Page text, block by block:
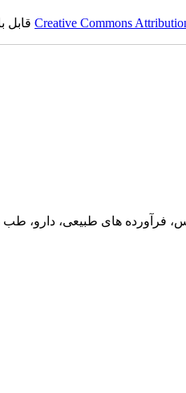
Creative Commonsقابل
فرآورده های طبیعی، دارو، طب